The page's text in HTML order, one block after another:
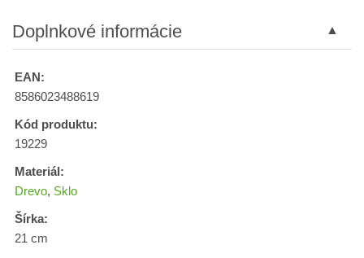
Doplnkové informácie
EAN:
8586023488619
Kód produktu:
19229
Materiál:
Drevo, Sklo
Šírka:
21 cm